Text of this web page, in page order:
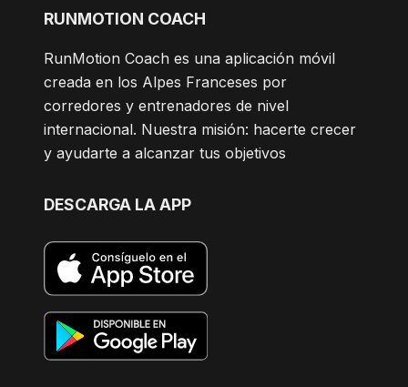
RUNMOTION COACH
RunMotion Coach es una aplicación móvil
creada en los Alpes Franceses por
corredores y entrenadores de nivel
internacional. Nuestra misión: hacerte crecer
y ayudarte a alcanzar tus objetivos
DESCARGA LA APP